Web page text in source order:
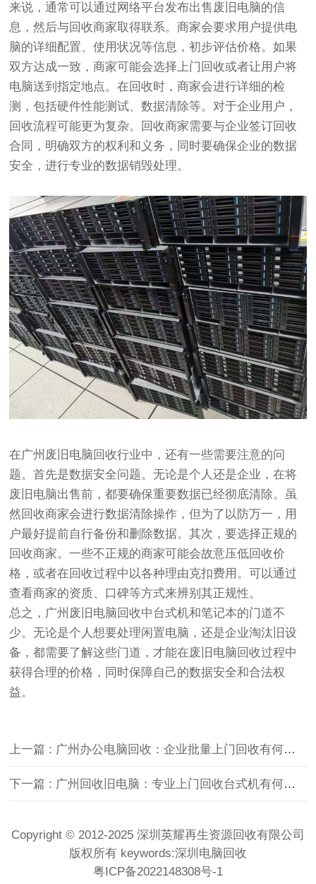
来说，通常可以通过网络平台发布出售废旧电脑的信
息，然后与回收商家取得联系。商家会要求用户提供电
脑的详细配置、使用状况等信息，初步评估价格。如果
双方达成一致，商家可能会选择上门回收或者让用户将
电脑送到指定地点。在回收时，商家会进行详细的检
测，包括硬件性能测试、数据清除等。对于企业用户，
回收流程可能更为复杂。回收商家需要与企业签订回收
合同，明确双方的权利和义务，同时要确保企业的数据
安全，进行专业的数据销毁处理。
在广州废旧电脑回收行业中，还有一些需要注意的问
题。首先是数据安全问题。无论是个人还是企业，在将
废旧电脑出售前，都要确保重要数据已经彻底清除。虽
然回收商家会进行数据清除操作，但为了以防万一，用
户最好提前自行备份和删除数据。其次，要选择正规的
回收商家。一些不正规的商家可能会故意压低回收价
格，或者在回收过程中以各种理由克扣费用。可以通过
查看商家的资质、口碑等方式来辨别其正规性。
总之，广州废旧电脑回收中台式机和笔记本的门道不
少。无论是个人想要处理闲置电脑，还是企业淘汰旧设
备，都需要了解这些门道，才能在废旧电脑回收过程中
获得合理的价格，同时保障自己的数据安全和合法权
益。
上一篇 : 广州办公电脑回收：企业批量上门回收有何玄机？
下一篇 : 广州回收旧电脑：专业上门回收台式机有何特别？
Copyright © 2012-2025 深圳英耀再生资源回收有限公司
版权所有 keywords:深圳电脑回收
粤ICP备2022148308号-1